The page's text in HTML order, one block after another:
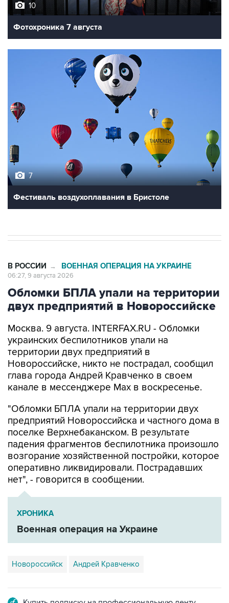
Фотохроника 7 августа
Фестиваль воздухоплавания в Бристоле
Обломки БПЛА упали на территории
двух предприятий в Новороссийске
Москва. 9 августа. INTERFAX.RU - Обломки
территории двух предприятий в
Новороссийске, никто не пострадал, сообщил
глава города Андрей Кравченко в своем
канале в мессенджере Max в воскресенье.
"Обломки БПЛА упали на территории двух
поселке Верхнебаканском. В результате
падения фрагментов беспилотника произошло
возгорание хозяйственной постройки, которое
оперативно ликвидировали. Пострадавших
нет", - говорится в сообщении.
ХРОНИКА
Военная операция на Украине
Новороссийск Андрей Кравченко
Подписаться на рассылку главных новостей сайта